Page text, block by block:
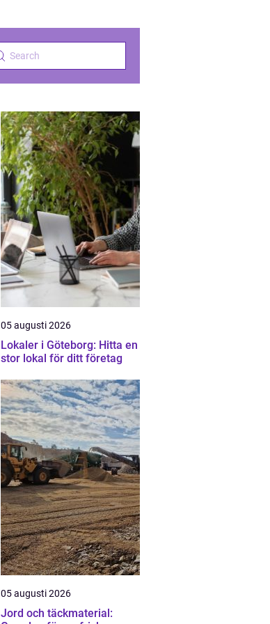
05 augusti 2026
Lokaler i Göteborg: Hitta en
stor lokal för ditt företag
05 augusti 2026
Jord och täckmaterial: